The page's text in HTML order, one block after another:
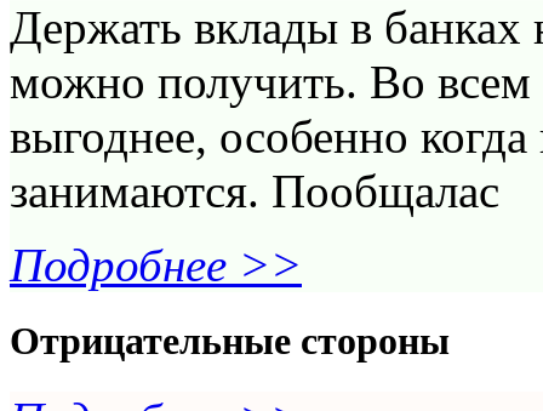
Держать вклады в
можно получить. Во всем
выгоднее, особенно
занимаются. Пообщалас
Подробнее >>
Отрицательные стороны